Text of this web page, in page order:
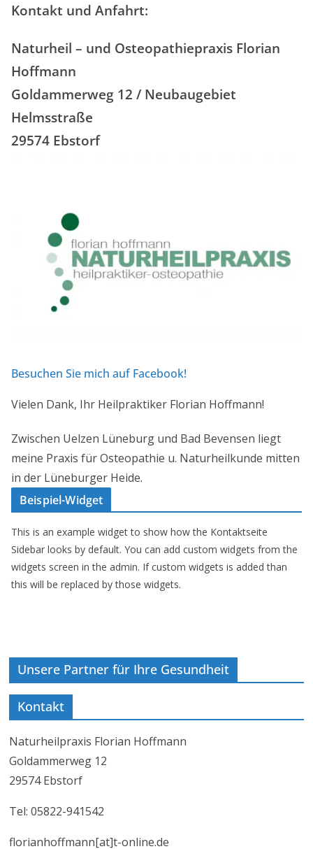
Kontakt und Anfahrt:
Naturheil – und Osteopathiepraxis Florian
Hoffmann
Goldammerweg 12 / Neubaugebiet
Helmsstraße
29574 Ebstorf
Besuchen Sie mich auf Facebook!
Vielen Dank, Ihr Heilpraktiker Florian Hoffmann!
Zwischen Uelzen Lüneburg und Bad Bevensen liegt
meine Praxis für Osteopathie u. Naturheilkunde mitten
in der Lüneburger Heide.
Beispiel-Widget
This is an example widget to show how the Kontaktseite
Sidebar looks by default. You can add custom widgets from the
widgets screen in the admin. If custom widgets is added than
this will be replaced by those widgets.
Unsere Partner für Ihre Gesundheit
Kontakt
Naturheilpraxis Florian Hoffmann
Goldammerweg 12
29574 Ebstorf
Tel: 05822-941542
florianhoffmann[at]t-online.de